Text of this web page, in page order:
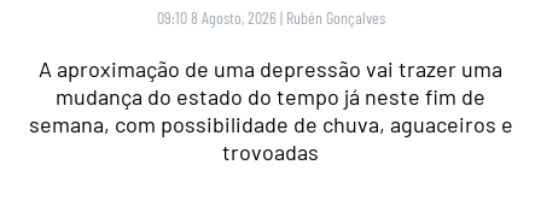
09:10 8 Agosto, 2026 | Rubén Gonçalves
A aproximação de uma depressão vai trazer uma
mudança do estado do tempo já neste fim de
semana, com possibilidade de chuva, aguaceiros e
trovoadas